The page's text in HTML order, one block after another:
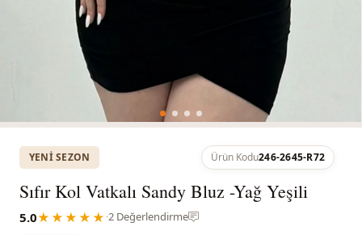
YENI SEZON Ürün Kodu246-2645-R72
Sıfır Kol Vatkalı Sandy Bluz -Yağ Yeşili
5.0★★★★★ ·2 Değerlendirme